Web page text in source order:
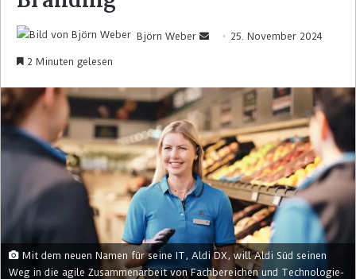
Björn Weber 25. November 2024
2 Minuten gelesen
Mit dem neuen Namen für seine IT, Aldi DX, will Aldi Süd seinen
Weg in die agile Zusammenarbeit von Fachbereichen und Technologie-